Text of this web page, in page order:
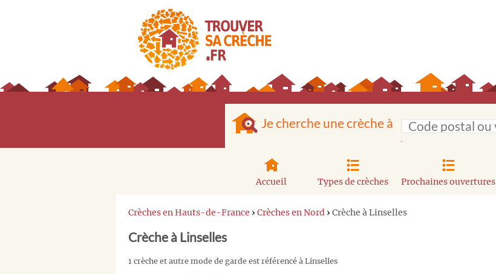
Je cherche une crèche à
Accueil Types de crèches Prochaines ouvertures
Crèches en Hauts-de-France › Crèches en Nord › Crèche à Linselles
Crèche à Linselles
1 crèche et autre mode de garde est référencé à Linselles